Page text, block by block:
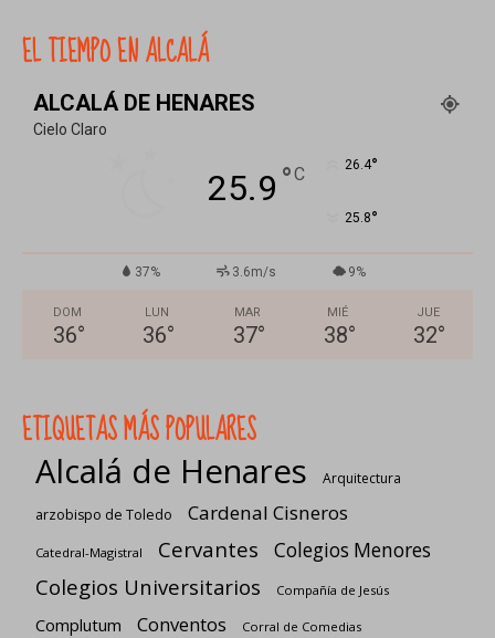
EL TIEMPO EN ALCALÁ
ALCALÁ DE HENARES
Cielo Claro
25.9 °C 26.4°
25.8°
37% 3.6m/s 9%
DOM
36°
LUN
36°
MAR
37°
MIÉ
38°
JUE
32°
ETIQUETAS MÁS POPULARES
Alcalá de Henares
Arquitectura
arzobispo de Toledo
Cardenal Cisneros
Catedral-Magistral Cervantes Colegios Menores
Colegios Universitarios Compañía de Jesús
Complutum Conventos Corral de Comedias